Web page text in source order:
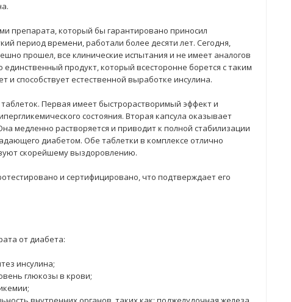
препарата, который бы гарантировано приносил
период времени, работали более десяти лет. Сегодня,
прошел, все клинические испытания и не имеет аналогов
единственный продукт, который всесторонне борется с таким
и способствует естественной выработке инсулина.
Первая имеет быстрорастворимый эффект и
состояния. Вторая капсула оказывает
медленно растворяется и приводит к полной стабилизации
диабетом. Обе таблетки в комплексе отлично
скорейшему выздоровлению.
и сертифицировано, что подтверждает его
от диабета:
инсулина;
глюкозы в крови;